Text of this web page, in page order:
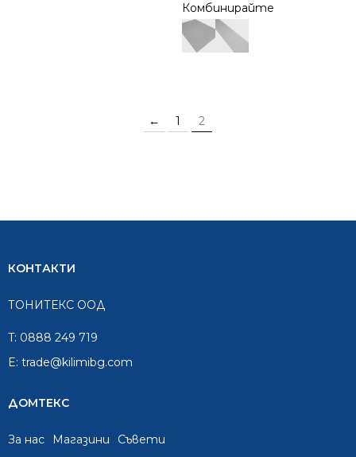
Комбинирайте
← 1 2
КОНТАКТИ
ТОНИТЕКС ООД
T: 0888 249 719
E: trade@kilimibg.com
ДОМТЕКС
За нас Mагазини Съвети